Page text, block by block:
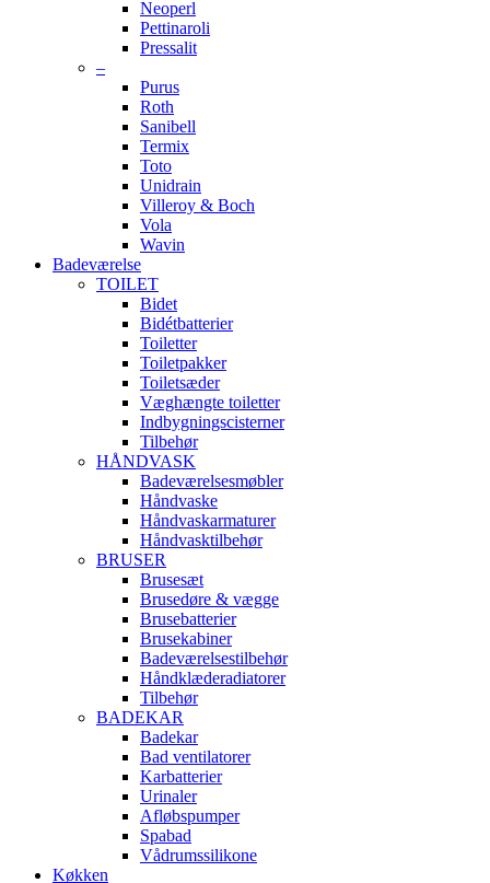
Neoperl
Pettinaroli
Pressalit
–
Purus
Roth
Sanibell
Termix
Toto
Unidrain
Villeroy & Boch
Vola
Wavin
Badeværelse
TOILET
Bidet
Bidétbatterier
Toiletter
Toiletpakker
Toiletsæder
Væghængte toiletter
Indbygningscisterner
Tilbehør
HÅNDVASK
Badeværelsesmøbler
Håndvaske
Håndvaskarmaturer
Håndvasktilbehør
BRUSER
Brusesæt
Brusedøre & vægge
Brusebatterier
Brusekabiner
Badeværelsestilbehør
Håndklæderadiatorer
Tilbehør
BADEKAR
Badekar
Bad ventilatorer
Karbatterier
Urinaler
Afløbspumper
Spabad
Vådrumssilikone
Køkken